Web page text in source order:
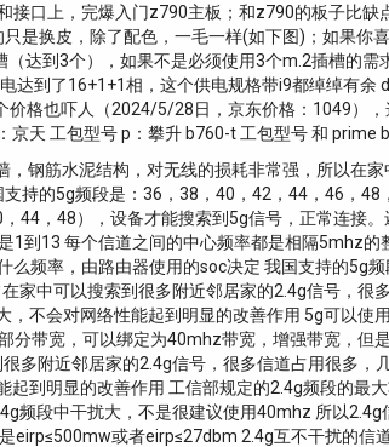
口上，完爆入门z790主板；和z790的板子比
是换皮，除了配色，一毛一样(如下图)；如果你
达到3个），如果不是必须使用3个m.2插槽的
达到了16+1+1相，这个供电规格带i9都绰绰有
格也吓人（2024/5/28日，京东价格：1049）
天 工包型号 p：攀升 b760-t 工包型号 和 prime
钢筋水泥结构，对无线的损耗非常强，所以在
持的5g频段是：36，38，40，42，44，46，
44，48），设备才能搜索到5g信号，正常连接
1到13 每个信道之间的中心频率都是相隔5mhz
频率，由路由器使用的soc决定 我国支持的5g
家中可以搜索到很多附近邻居家的2.4g信号，很
，不会对网络性能起到明显的改善作用 5g可以
带宽，可以绑定为40mhz带宽，增强带宽，但
多附近邻居家的2.4g信号，很多信道占用很多
到明显的改善作用 工信部规定的2.4g频段的
频段中干扰大，不是很建议使用40mhz 所以
eirp≤500mw或者eirp≤27dbm 2.4g互不干扰的